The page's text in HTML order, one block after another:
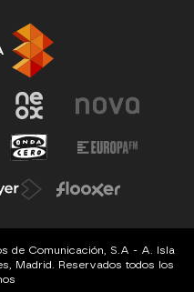
de Comunicación, S.A - A. Isla
Madrid. Reservados todos los